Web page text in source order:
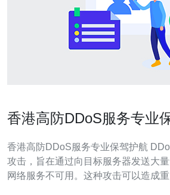
香港高防DDoS服务专业
香港高防DDoS服务专业保驾护航 DDoS攻击是一种网络
攻击，旨在通过向目标服务器发送大
网络服务不可用。这种攻击可以造成